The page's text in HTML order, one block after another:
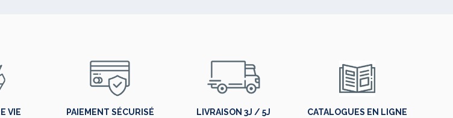
VIE PAIEMENT SÉCURISÉ LIVRAISON 3J / 5J CATALOGUES EN LIGNE